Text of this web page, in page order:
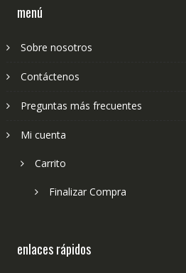
menú
Sobre nosotros
Contáctenos
Preguntas más frecuentes
Mi cuenta
Carrito
Finalizar Compra
enlaces rápidos